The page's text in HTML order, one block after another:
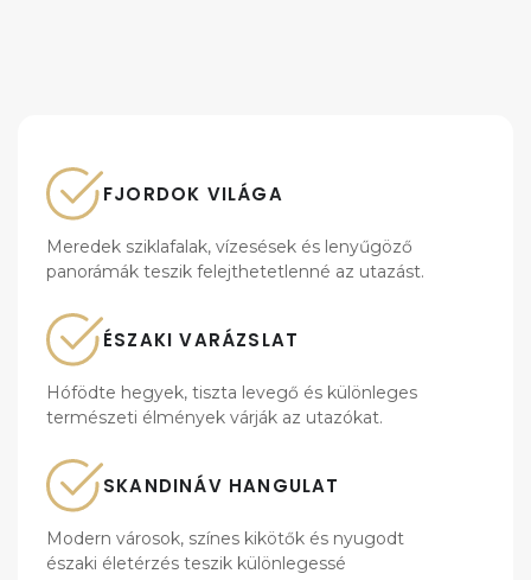
FJORDOK VILÁGA
Meredek sziklafalak, vízesések és lenyűgöző
panorámák teszik felejthetetlenné az utazást.
ÉSZAKI VARÁZSLAT
Hófödte hegyek, tiszta levegő és különleges
természeti élmények várják az utazókat.
SKANDINÁV HANGULAT
Modern városok, színes kikötők és nyugodt
északi életérzés teszik különlegessé